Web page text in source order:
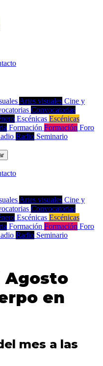
Artes visuales Cine y
Convocatorias
Escénicas Escénicas
Formación Formación Foro
Radio Seminario
Artes visuales Cine y
Convocatorias
Escénicas Escénicas
Formación Formación Foro
Radio Seminario
Agosto
en
mes a las